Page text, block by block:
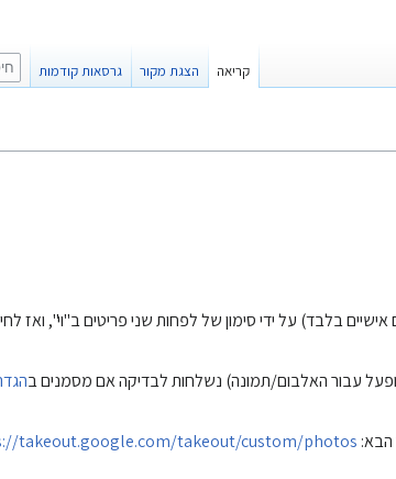
מופעל עבור האלבום/תמונה) נשלחות לבדיקה אם מסמנים ב
takeout.google.com/takeout/custom/photos
קריאה הצגת מקור גרסאות קודמות